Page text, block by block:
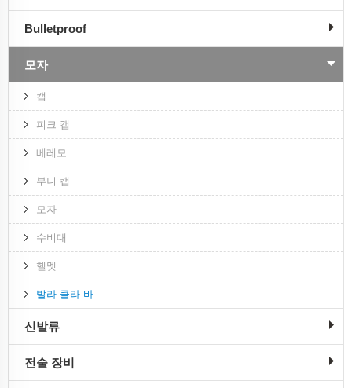
Bulletproof
모자
캡
피크 캡
베레모
부니 캡
모자
수비대
헬멧
발라 클라 바
신발류
전술 장비